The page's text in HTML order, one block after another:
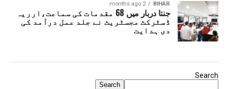
BIHAR
2 months ago
جنتا دربار میں 68 مقدمات کی سماعت،ارریہ
ڈسٹرکٹ مجسٹریٹ نے جلد عمل درآمد کی
دی ہدایت
Search
Search